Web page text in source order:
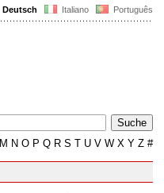
Deutsch Italiano Português
M N O P Q R S T U V W X Y Z #